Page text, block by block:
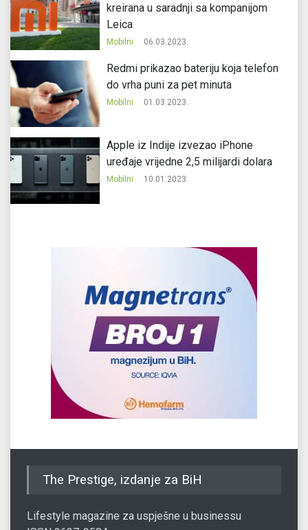
kreirana u saradnji sa kompanijom
Leica
Mobilni 06.03.2023.
Redmi prikazao bateriju koja telefon
do vrha puni za pet minuta
Mobilni 01.03.2023.
Apple iz Indije izvezao iPhone
uređaje vrijedne 2,5 milijardi dolara
Mobilni 10.01.2023.
The Prestige, izdanje za BiH
Lifestyle magazine za uspješne u businessu